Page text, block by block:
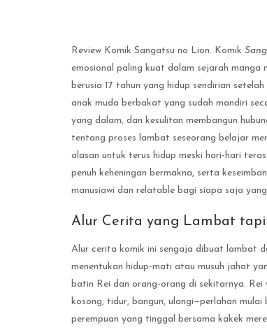
Review Komik Sangatsu no Lion. Komik
emosional paling kuat dalam sejarah manga
berusia 17 tahun yang hidup sendirian
anak muda berbakat yang sudah mandiri
yang dalam, dan kesulitan membangun
tentang proses lambat seseorang belajar
alasan untuk terus hidup meski hari-hari
penuh keheningan bermakna, serta
manusiawi dan relatable bagi siapa saja
Alur Cerita yang Lambat tapi
Alur cerita komik ini sengaja dibuat lambat
menentukan hidup-mati atau musuh jahat
batin Rei dan orang-orang di sekitarnya.
kosong, tidur, bangun, ulangi—perlahan
perempuan yang tinggal bersama kakek